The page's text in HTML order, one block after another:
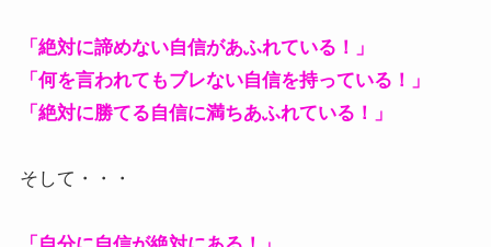
「絶対に諦めない自信があふれている！」
「何を言われてもブレない自信を持っている！」
「絶対に勝てる自信に満ちあふれている！」
そして・・・